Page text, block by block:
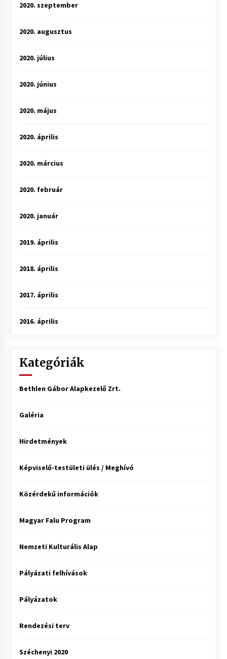
2020. szeptember
2020. augusztus
2020. július
2020. június
2020. május
2020. április
2020. március
2020. február
2020. január
2019. április
2018. április
2017. április
2016. április
Kategóriák
Bethlen Gábor Alapkezelő Zrt.
Galéria
Hirdetmények
Képviselő-testületi ülés / Meghívó
Közérdekű információk
Magyar Falu Program
Nemzeti Kulturális Alap
Pályázati felhívások
Pályázatok
Rendezési terv
Széchenyi 2020